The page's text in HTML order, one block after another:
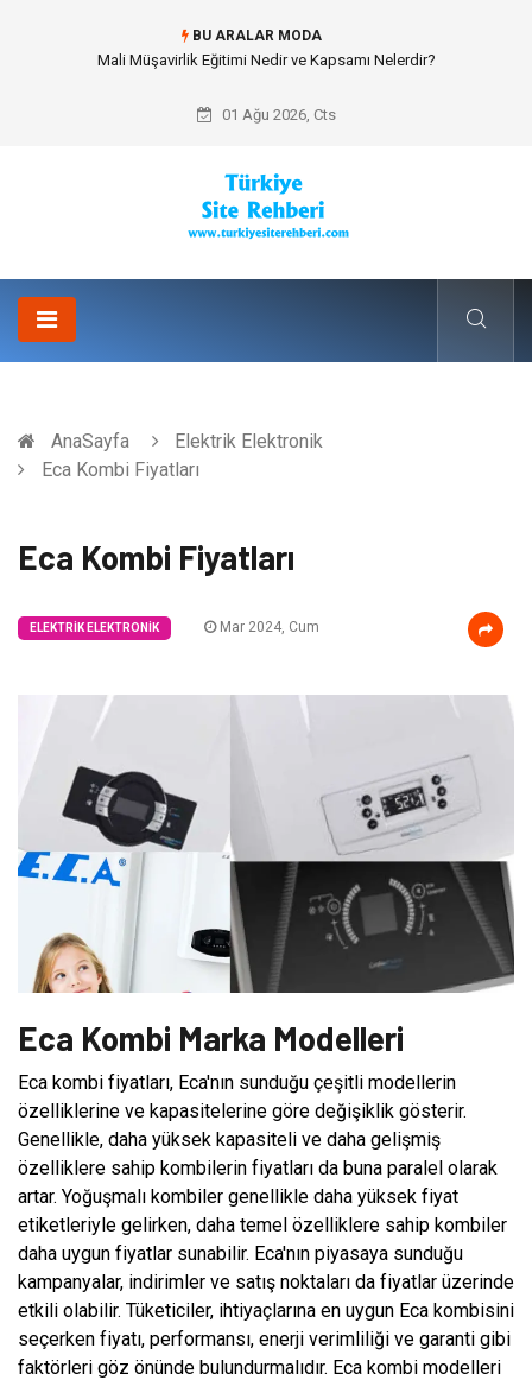
BU ARALAR MODA
Forma Yaptırma Girişimiyle Akademik Spor Topluluklarında Kurumsal
01 Ağu 2026, Cts
AnaSayfa
Elektrik Elektronik
Eca Kombi Fiyatları
Eca Kombi Fiyatları
ELEKTRIK ELEKTRONIK Mar 2024, Cum
Eca Kombi Marka Modelleri
Eca kombi fiyatları, Eca'nın sunduğu çeşitli modellerin
özelliklerine ve kapasitelerine göre değişiklik gösterir.
Genellikle, daha yüksek kapasiteli ve daha gelişmiş
özelliklere sahip kombilerin fiyatları da buna paralel olarak
artar. Yoğuşmalı kombiler genellikle daha yüksek fiyat
etiketleriyle gelirken, daha temel özelliklere sahip kombiler
daha uygun fiyatlar sunabilir. Eca'nın piyasaya sunduğu
kampanyalar, indirimler ve satış noktaları da fiyatlar üzerinde
etkili olabilir. Tüketiciler, ihtiyaçlarına en uygun Eca kombisini
seçerken fiyatı, performansı, enerji verimliliği ve garanti gibi
faktörleri göz önünde bulundurmalıdır. Eca kombi modelleri